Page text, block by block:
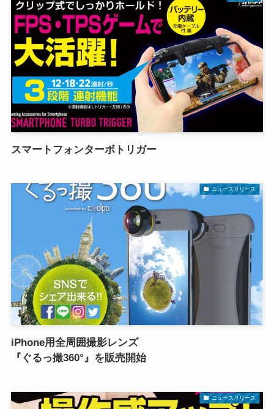
スマートフォンターボトリガー
ニュースリリース
iPhone用全周囲撮影レンズ
『ぐるっ撮360°』を販売開始
ニュースリリース